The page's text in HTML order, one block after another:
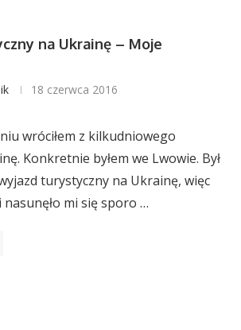
na Ukrainę – Moje
18 czerwca 2016
wróciłem z kilkudniowego
Konkretnie byłem we Lwowie. Był
turystyczny na Ukrainę, więc
mi się sporo …